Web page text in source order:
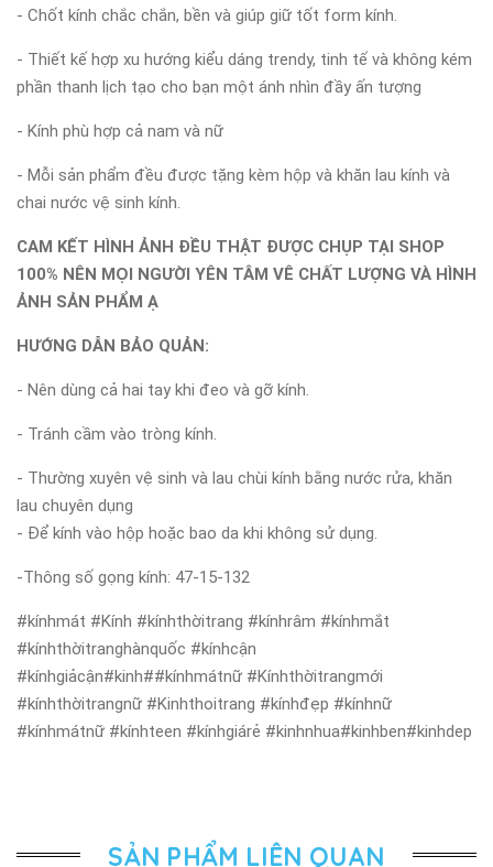
- Chốt kính chắc chắn, bền và giúp giữ tốt form kính.
- Thiết kế hợp xu hướng kiểu dáng trendy, tinh tế và không kém
phần thanh lịch tạo cho bạn một ánh nhìn đầy ấn tượng
- Kính phù hợp cả nam và nữ
- Mỗi sản phẩm đều được tặng kèm hộp và khăn lau kính và
chai nước vệ sinh kính.
CAM KẾT HÌNH ẢNH ĐỀU THẬT ĐƯỢC CHỤP TẠI SHOP
100% NÊN MỌI NGƯỜI YÊN TÂM VÊ CHẤT LƯỢNG VÀ HÌNH
ẢNH SẢN PHẨM Ạ
HƯỚNG DẪN BẢO QUẢN:
- Nên dùng cả hai tay khi đeo và gỡ kính.
- Tránh cầm vào tròng kính.
- Thường xuyên vệ sinh và lau chùi kính bằng nước rửa, khăn
lau chuyên dụng
- Để kính vào hộp hoặc bao da khi không sử dụng.
-Thông số gọng kính: 47-15-132
#kínhmát #Kính #kínhthờitrang #kínhrâm #kínhmắt
#kínhthờitranghànquốc #kínhcận
#kínhgiảcận#kinh##kínhmátnữ #Kínhthờitrangmới
#kínhthờitrangnữ #Kinhthoitrang #kínhđẹp #kínhnữ
#kínhmátnữ #kínhteen #kínhgiárẻ #kinhnhua#kinhben#kinhdep
SẢN PHẨM LIÊN QUAN